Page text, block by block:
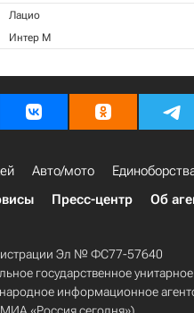
Лацио
Интер М
Авто/мото
Пресс-центр Об
Эл № ФС77-57640
государственное унитарное
информационное